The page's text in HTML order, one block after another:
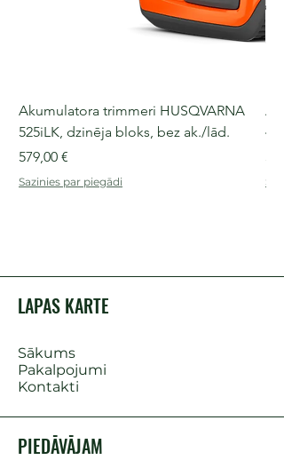
Akumulatora trimmeri HUSQVARNA
525iLK, dzinēja bloks, bez ak./lād.
Cena
579,00 €
Sazinies par piegādi
LAPAS KARTE
Sākums
Pakalpojumi
Kontakti
PIEDĀVĀJAM